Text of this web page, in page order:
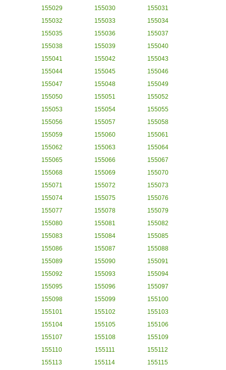
155029
155030
155031
155032
155033
155034
155035
155036
155037
155038
155039
155040
155041
155042
155043
155044
155045
155046
155047
155048
155049
155050
155051
155052
155053
155054
155055
155056
155057
155058
155059
155060
155061
155062
155063
155064
155065
155066
155067
155068
155069
155070
155071
155072
155073
155074
155075
155076
155077
155078
155079
155080
155081
155082
155083
155084
155085
155086
155087
155088
155089
155090
155091
155092
155093
155094
155095
155096
155097
155098
155099
155100
155101
155102
155103
155104
155105
155106
155107
155108
155109
155110
155111
155112
155113
155114
155115